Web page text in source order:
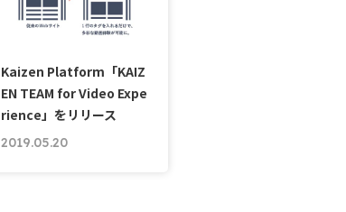
Kaizen Platform「KAIZ
EN TEAM for Video Expe
rience」をリリース
2019.05.20